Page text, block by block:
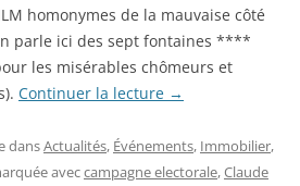
homonymes de la mauvaise côté
parle ici des sept fontaines ****
les misérables chômeurs et
Continuer la lecture →
dansActualités, Événements, Immobilier,
aveccampagne electorale,Claude